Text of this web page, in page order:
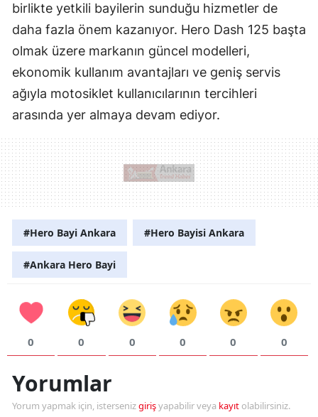
birlikte yetkili bayilerin sunduğu hizmetler de
daha fazla önem kazanıyor. Hero Dash 125 başta
olmak üzere markanın güncel modelleri,
ekonomik kullanım avantajları ve geniş servis
ağıyla motosiklet kullanıcılarının tercihleri
arasında yer almaya devam ediyor.
#Hero Bayi Ankara #Hero Bayisi Ankara
#Ankara Hero Bayi
0 0 0 0 0 0
Yorumlar
Yorum yapmak için, istersenizgirişyapabilir veya kayıt olabilirsiniz.